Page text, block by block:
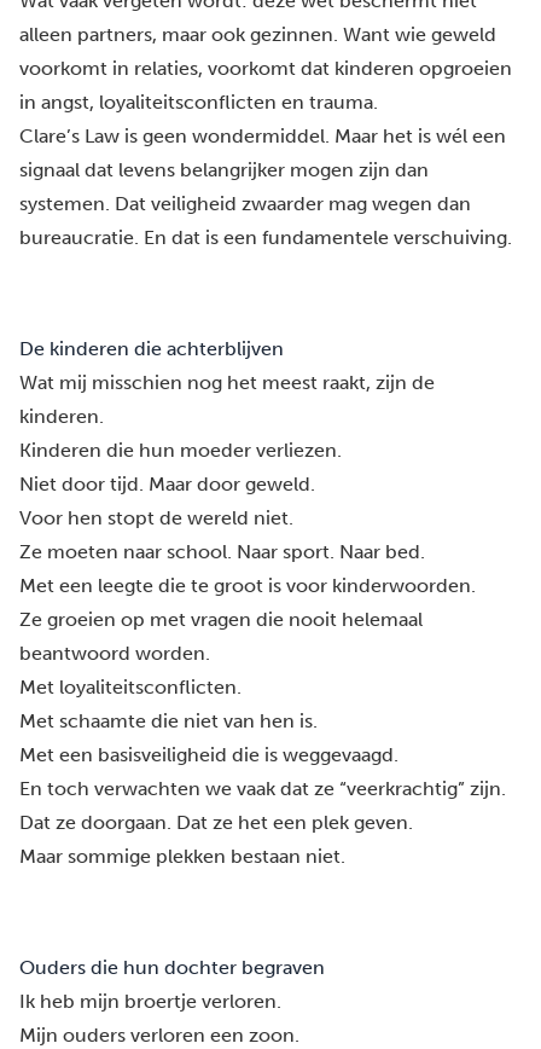
alleen partners, maar ook gezinnen. Want wie geweld
voorkomt in relaties, voorkomt dat kinderen opgroeien
in angst, loyaliteitsconflicten en trauma.
Clare’s Law is geen wondermiddel. Maar het is wél een
signaal dat levens belangrijker mogen zijn dan
systemen. Dat veiligheid zwaarder mag wegen dan
bureaucratie. En dat is een fundamentele verschuiving.
De kinderen die achterblijven
Wat mij misschien nog het meest raakt, zijn de
kinderen.
Kinderen die hun moeder verliezen.
Niet door tijd. Maar door geweld.
Voor hen stopt de wereld niet.
Ze moeten naar school. Naar sport. Naar bed.
Met een leegte die te groot is voor kinderwoorden.
Ze groeien op met vragen die nooit helemaal
beantwoord worden.
Met loyaliteitsconflicten.
Met schaamte die niet van hen is.
Met een basisveiligheid die is weggevaagd.
En toch verwachten we vaak dat ze “veerkrachtig” zijn.
Dat ze doorgaan. Dat ze het een plek geven.
Maar sommige plekken bestaan niet.
Ouders die hun dochter begraven
Ik heb mijn broertje verloren.
Mijn ouders verloren een zoon.